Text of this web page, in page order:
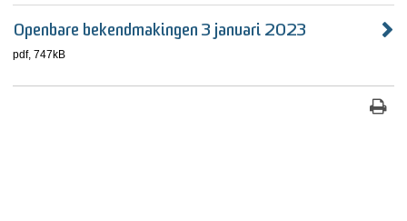
Openbare bekendmakingen 3 januari 2023
pdf, 747kB